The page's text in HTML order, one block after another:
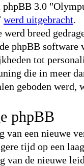
phpBB 3.0
werd uitgebracht.
werd breed
phpBB software
tot
die in meer
geboden werd,
phpBB
van een nieuwe
tijd op een
van de nieuwe